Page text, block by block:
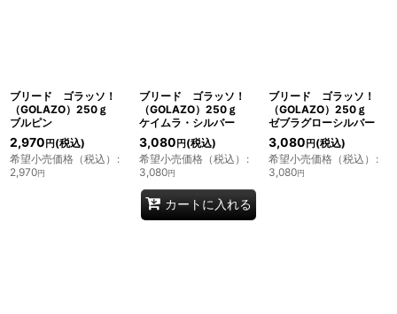
ブリード ゴラッソ！
（GOLAZO）250ｇ
ブルピン
2,970 円 (税込)
希望小売価格（税込） :
2,970円
ブリード ゴラッソ！
（GOLAZO）250ｇ
ケイムラ・シルバー
3,080 円(税込)
希望小売価格（税込） :
3,080円
カートに入れる
ブリード ゴラッソ！
（GOLAZO）250ｇ
ゼブラグローシルバー
3,080 円(税込)
希望小売価格（税込） :
3,080円